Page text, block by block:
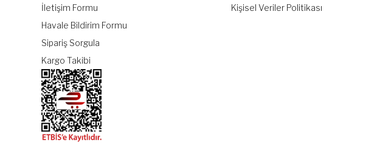
İletişim Formu
Havale Bildirim Formu
Sipariş Sorgula
Kargo Takibi
Kişisel Veriler Politikası